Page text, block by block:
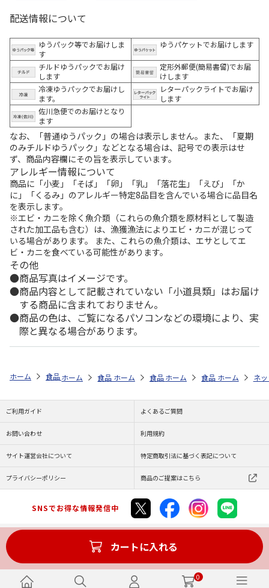
0
配送情報について
ゆうパック等でお届けしま
す
ゆうパケットでお届けします
チルドゆうパックでお届け
します
定形外郵便(簡易書留)でお届
けします
冷凍ゆうパックでお届けし
ます。
レターパックライトでお届け
します
佐川急便でのお届けとなり
ます
なお、「普通ゆうパック」の場合は表示しません。また、「夏期
のみチルドゆうパック」などとなる場合は、記号での表示はせ
ず、商品内容欄にその旨を表示しています。
アレルギー情報について
商品に「小麦」「そば」「卵」「乳」「落花生」「えび」「か
に」「くるみ」のアレルギー特定8品目を含んでいる場合に品目名
を表示します。
※エビ・カニを除く魚介類（これらの魚介類を原材料として製造
された加工品も含む）は、漁獲漁法によりエビ・カニが混じって
いる場合があります。 また、これらの魚介類は、エサとしてエ
ビ・カニを食べている可能性があります。
その他
商品写真はイメージです。
商品内容として記載されていない「小道具類」はお届け
する商品に含まれておりません。
商品の色は、ご覧になるパソコンなどの環境により、実
際と異なる場合があります。
カートに入れる
ホーム 食品・グルメストア おせち料理特集・通販 2027年 カテゴリ
ホーム 食品・グルメストア おせち料理特集・通販
ホーム 食品・グルメストア おせち料理
ホーム 食品・グルメストア
ホーム ネ
ご利用ガイド よくあるご質問
お問い合わせ 利用規約
サイト運営会社について 特定商取引法に基づく表記について
プライバシーポリシー 商品のご提案はこちら
SNSでお得な情報発信中